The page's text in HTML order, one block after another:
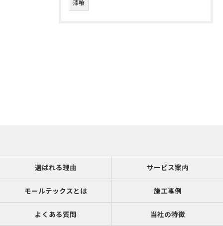
漆喰
選ばれる理由 サービス案内
モールテックスとは 施工事例
よくある質問 当社の特徴